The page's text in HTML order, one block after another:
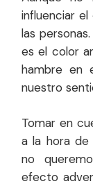
influenciar
las
es el color
hambre en
nuestro
Tomar en
a la hora de
no
efecto